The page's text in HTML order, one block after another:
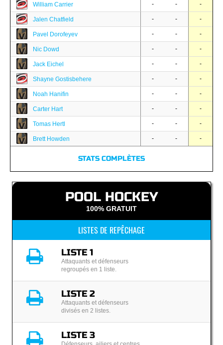
William Carrier - - -
Jalen Chatfield - - -
Pavel Dorofeyev - - -
Nic Dowd - - -
Jack Eichel - - -
Shayne Gostisbehere - - -
Noah Hanifin - - -
Carter Hart - - -
Tomas Hertl - - -
Brett Howden - - -
STATS COMPLÈTES
POOL HOCKEY
100% GRATUIT
LISTES DE REPÊCHAGE
LISTE 1
Attaquants et défenseurs
regroupés en 1 liste.
LISTE 2
Attaquants et défenseurs
divisés en 2 listes.
LISTE 3